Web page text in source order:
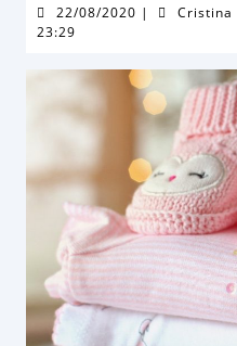
22/08/2020 22/08/2020
| Cristina
23:29